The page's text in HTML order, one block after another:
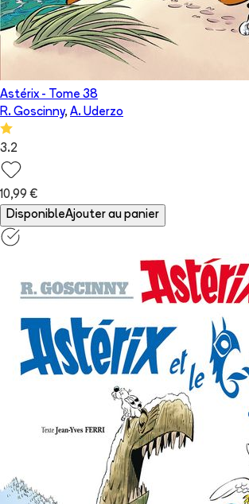
Astérix- Tome 38
R. Goscinny, A. Uderzo
3.2
10,99 €
DisponibleAjouter au panier